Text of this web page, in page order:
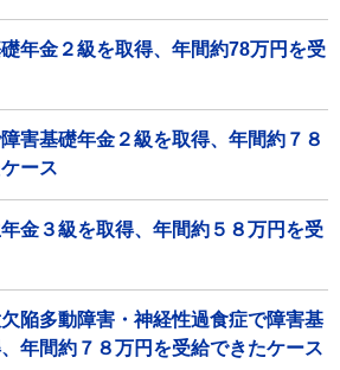
年金２級を取得、年間約78万円を受
害基礎年金２級を取得、年間約７８
ース
金３級を取得、年間約５８万円を受
陥多動障害・神経性過食症で障害基
年間約７８万円を受給できたケース